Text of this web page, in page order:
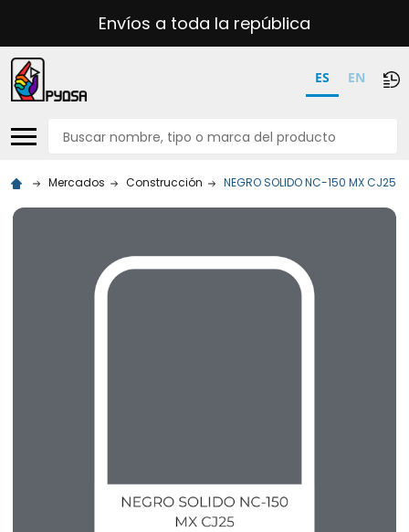
Envíos a toda la república
ES EN
Buscar
Mercados Construcción NEGRO SOLIDO NC-150 MX CJ25